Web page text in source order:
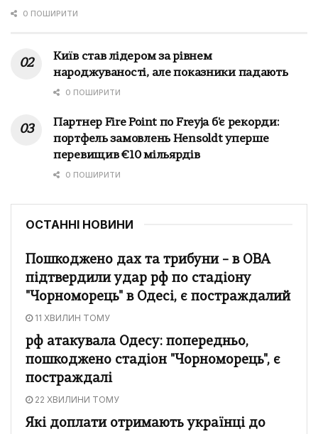
0 ПОШИРИТИ
Київ став лідером за рівнем
народжуваності, але показники падають
0 ПОШИРИТИ
Партнер Fire Point по Freyja б'є рекорди:
портфель замовлень Hensoldt уперше
перевищив €10 мільярдів
0 ПОШИРИТИ
ОСТАННІ НОВИНИ
Пошкоджено дах та трибуни – в ОВА
підтвердили удар рф по стадіону
"Чорноморець" в Одесі, є постраждалий
11 ХВИЛИН ТОМУ
рф атакувала Одесу: попередньо,
пошкоджено стадіон "Чорноморець", є
постраждалі
22 ХВИЛИНИ ТОМУ
Які доплати отримають українці до